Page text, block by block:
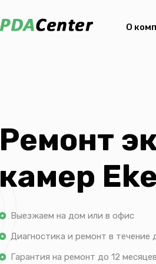
О
Ремонт
камер
Выезжаем на дом или в офис
Диагностика и ремонт в течение
Гарантия на ремонт до 12 месяцев